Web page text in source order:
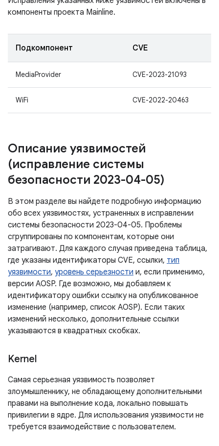
компоненты проекта Mainline.
Подкомпонент CVE
MediaProvider CVE-2023-21093
WiFi CVE-2022-20463
Описание уязвимостей
(исправление системы
безопасности 2023-04-05)
В этом разделе вы найдете подробную информацию
обо всех уязвимостях, устраненных в исправлении
системы безопасности 2023-04-05. Проблемы
сгруппированы по компонентам, которые они
затрагивают. Для каждого случая приведена таблица,
где указаны идентификаторы CVE, ссылки, тип
уязвимости, уровень серьезности и, если применимо,
версии AOSP. Где возможно, мы добавляем к
идентификатору ошибки ссылку на опубликованное
изменение (например, список AOSP). Если таких
изменений несколько, дополнительные ссылки
указываются в квадратных скобках.
Kernel
Самая серьезная уязвимость позволяет
злоумышленнику, не обладающему дополнительными
правами на выполнение кода, локально повышать
привилегии в ядре. Для использования уязвимости не
требуется взаимодействие с пользователем.